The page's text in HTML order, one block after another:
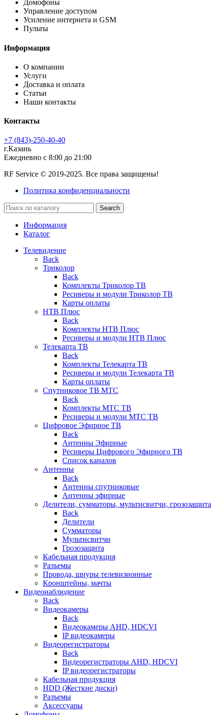
Домофоны
Управление доступом
Усиление интернета и GSM
Пульты
Информация
О компании
Услуги
Доставка и оплата
Статьи
Наши контакты
Контакты
+7 (843)-250-40-40
г.Казань
Ежедневно с 8:00 до 21:00
RF Service © 2019-2025. Все права защищены!
Политика конфиденциальности
Search
Информация
Каталог
Телевидение
Back
Триколор
Back
Комплекты Триколор ТВ
Ресиверы и модули Триколор ТВ
Карты оплаты
НТВ Плюс
Back
Комплекты НТВ Плюс
Ресиверы и модули НТВ Плюс
Телекарта ТВ
Back
Комплекты Телекарта ТВ
Ресиверы и модули Телекарта ТВ
Карты оплаты
Спутниковое ТВ МТС
Back
Комплекты МТС ТВ
Ресиверы и модули МТС ТВ
Цифровое Эфирное ТВ
Back
Антенны Эфирные
Ресиверы Цифрового Эфирного ТВ
Список каналов
Антенны
Back
Антенны спутниковые
Антенны эфирные
Делители, сумматоры, мультисвитчи, грозозащита
Back
Делители
Сумматоры
Мультисвитчи
Грозозащита
Кабельная продукция
Разъемы
Провода, шнуры телевизионные
Кронштейны, мачты
Видеонаблюдение
Back
Видеокамеры
Back
Видеокамеры AHD, HDCVI
IP видеокамеры
Видеорегистраторы
Back
Видеорегистраторы AHD, HDCVI
IP видеорегистраторы
Кабельная продукция
HDD (Жесткие диски)
Разъемы
Аксессуары